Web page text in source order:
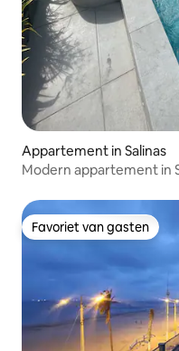
Appartement in Salinas
Modern appartement in
Favoriet van gasten
Favoriet van gasten